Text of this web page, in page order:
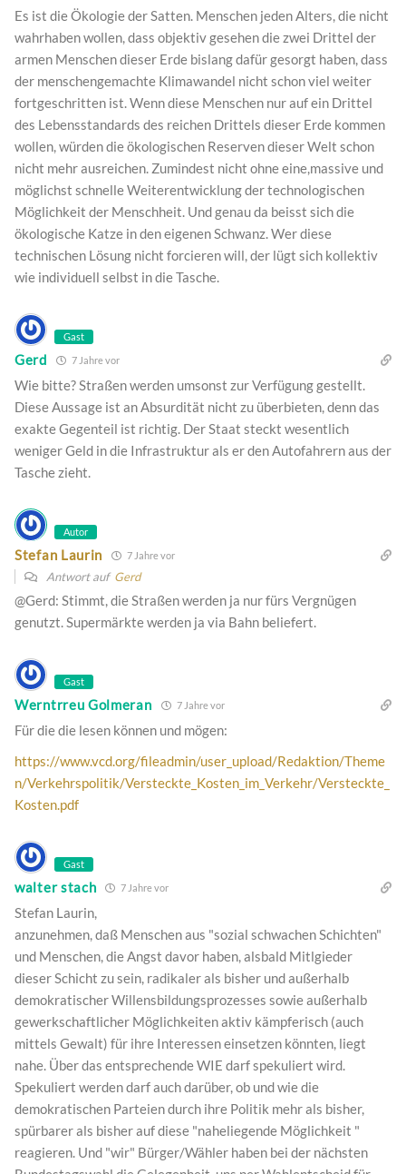
Es ist die Ökologie der Satten. Menschen jeden Alters, die nicht
wahrhaben wollen, dass objektiv gesehen die zwei Drittel der
armen Menschen dieser Erde bislang dafür gesorgt haben, dass
der menschengemachte Klimawandel nicht schon viel weiter
fortgeschritten ist. Wenn diese Menschen nur auf ein Drittel
des Lebensstandards des reichen Drittels dieser Erde kommen
wollen, würden die ökologischen Reserven dieser Welt schon
nicht mehr ausreichen. Zumindest nicht ohne eine,massive und
möglichst schnelle Weiterentwicklung der technologischen
Möglichkeit der Menschheit. Und genau da beisst sich die
ökologische Katze in den eigenen Schwanz. Wer diese
technischen Lösung nicht forcieren will, der lügt sich kollektiv
wie individuell selbst in die Tasche.
Gast
Gerd 7 Jahre vor
Wie bitte? Straßen werden umsonst zur Verfügung gestellt.
Diese Aussage ist an Absurdität nicht zu überbieten, denn das
exakte Gegenteil ist richtig. Der Staat steckt wesentlich
weniger Geld in die Infrastruktur als er den Autofahrern aus der
Tasche zieht.
Autor
Stefan Laurin 7 Jahre vor
Antwort auf Gerd
@Gerd: Stimmt, die Straßen werden ja nur fürs Vergnügen
genutzt. Supermärkte werden ja via Bahn beliefert.
Gast
Werntrreu Golmeran 7 Jahre vor
Für die die lesen können und mögen:
https://www.vcd.org/fileadmin/user_upload/Redaktion/Theme
n/Verkehrspolitik/Versteckte_Kosten_im_Verkehr/Versteckte_
Kosten.pdf
Gast
walter stach 7 Jahre vor
Stefan Laurin,
anzunehmen, daß Menschen aus "sozial schwachen Schichten"
und Menschen, die Angst davor haben, alsbald Mitlgieder
dieser Schicht zu sein, radikaler als bisher und außerhalb
demokratischer Willensbildungsprozesses sowie außerhalb
gewerkschaftlicher Möglichkeiten aktiv kämpferisch (auch
mittels Gewalt) für ihre Interessen einsetzen könnten, liegt
nahe. Über das entsprechende WIE darf spekuliert wird.
Spekuliert werden darf auch darüber, ob und wie die
demokratischen Parteien durch ihre Politik mehr als bisher,
spürbarer als bisher auf diese "naheliegende Möglichkeit "
reagieren. Und "wir" Bürger/Wähler haben bei der nächsten